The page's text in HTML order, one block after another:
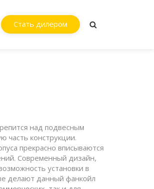
Стать дилером
над подвесным
часть конструкции.
прекрасно вписываются
Современный дизайн,
установки в
делают данный фанкойл